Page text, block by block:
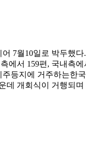
7월10일로 박두했
에서 159편, 국내측
등지에 거주하는한
개회식이 거행되